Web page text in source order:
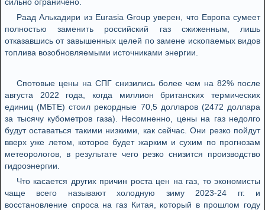
Раад Алькадири из Eurasia Group уверен, что Европа сумеет
полностью заменить российский газ сжиженным, лишь
отказавшись от завышенных целей по замене ископаемых видов
топлива возобновляемыми источниками энергии.
Спотовые цены на СПГ снизились более чем на 82% после
августа 2022 года, когда миллион британских термических
единиц (МБТЕ) стоил рекордные 70,5 долларов (2472 доллара
за тысячу кубометров газа). Несомненно, цены на газ недолго
будут оставаться такими низкими, как сейчас. Они резко пойдут
вверх уже летом, которое будет жарким и сухим по прогнозам
метеорологов, в результате чего резко снизится производство
гидроэнергии.
Что касается других причин роста цен на газ, то экономисты
чаще всего называют холодную зиму 2023-24 гг. и
восстановление спроса на газ Китая, который в прошлом году